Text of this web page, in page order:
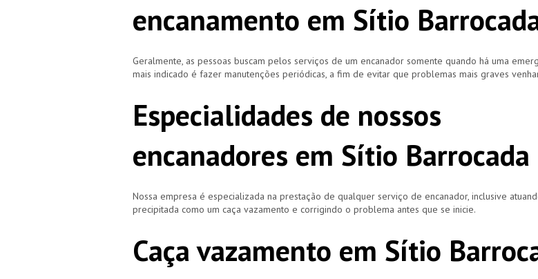
encanamento em Sítio
Geralmente, as pessoas buscam pelos serviços de um encanador somente quando há uma
mais indicado é fazer manutenções periódicas, a fim de evitar que problemas mais graves
Especialidades de nossos
encanadores em Sítio Barrocada
Nossa empresa é especializada na prestação de qualquer serviço de encanador, inclusive
precipitada como um caça vazamento e corrigindo o problema antes que se inicie.
Caça vazamento em Sítio